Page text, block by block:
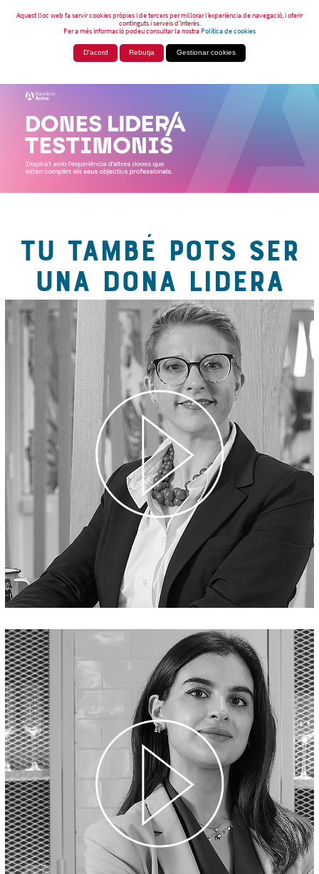
Aquest lloc web fa servir cookies pròpies i de tercers per millorar l’experiència de navegació, i oferir
continguts i serveis d’interès.
Per a més informació podeu consultar la nostraPolítica de cookies
D'acord Rebutja Gestionar cookies
TU TAMBÉ POTS SER
UNA DONA LIDERA